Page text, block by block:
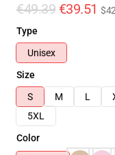
€49.39 €39.51
Type
Unisex
Size
S
M L
5XL
Color